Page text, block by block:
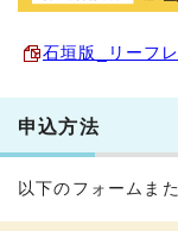
石垣版_リーフ
申込方法
以下のフォームま